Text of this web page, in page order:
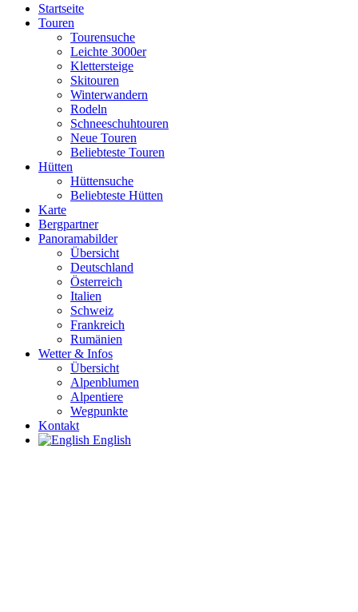
Startseite
Touren
Tourensuche
Leichte 3000er
Klettersteige
Skitouren
Winterwandern
Rodeln
Schneeschuhtouren
Neue Touren
Beliebteste Touren
Hütten
Hüttensuche
Beliebteste Hütten
Karte
Bergpartner
Panoramabilder
Übersicht
Deutschland
Österreich
Italien
Schweiz
Frankreich
Rumänien
Wetter & Infos
Übersicht
Alpenblumen
Alpentiere
Wegpunkte
Kontakt
English